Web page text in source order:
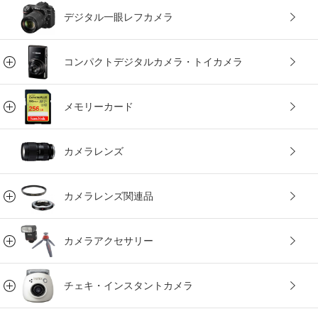
デジタル一眼レフカメラ
コンパクトデジタルカメラ・トイカメラ
メモリーカード
カメラレンズ
カメラレンズ関連品
カメラアクセサリー
チェキ・インスタントカメラ